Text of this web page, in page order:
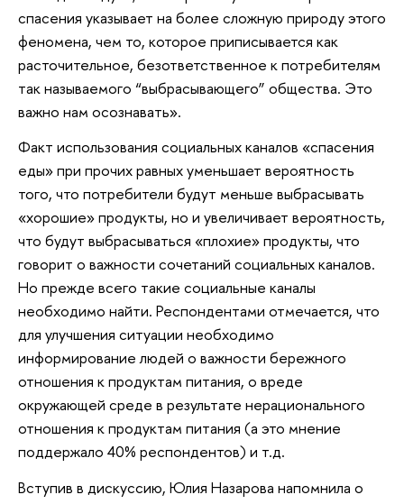
спасения указывает на более сложную природу этого
феномена, чем то, которое приписывается как
расточительное, безответственное к потребителям
так называемого “выбрасывающего” общества. Это
важно нам осознавать».
Факт использования социальных каналов «спасения
еды» при прочих равных уменьшает вероятность
того, что потребители будут меньше выбрасывать
«хорошие» продукты, но и увеличивает вероятность,
что будут выбрасываться «плохие» продукты, что
говорит о важности сочетаний социальных каналов.
Но прежде всего такие социальные каналы
необходимо найти. Респондентами отмечается, что
для улучшения ситуации необходимо
информирование людей о важности бережного
отношения к продуктам питания, о вреде
окружающей среде в результате нерационального
отношения к продуктам питания (а это мнение
поддержало 40% респондентов) и т.д.
Вступив в дискуссию, Юлия Назарова напомнила о